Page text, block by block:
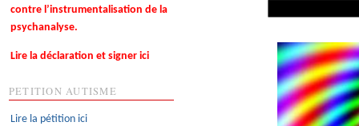
contre l’instrumentalisation de la
psychanalyse.
Lire la déclaration et signer ici
PETITION AUTISME
Lire la pétition ici